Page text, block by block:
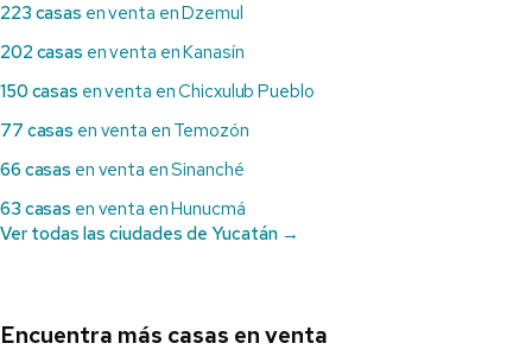
223 casas en venta en Dzemul
202 casas en venta en Kanasín
150 casas en venta en Chicxulub Pueblo
77 casas en venta en Temozón
66 casas en venta en Sinanché
63 casas en venta en Hunucmá
Ver todas las ciudades de Yucatán →
Encuentra más casas en venta